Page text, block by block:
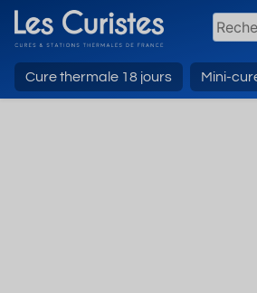
Cure thermale 18 jours Mini-